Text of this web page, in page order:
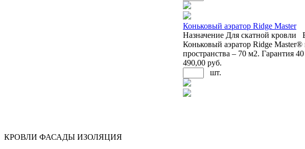
Коньковый аэратор Ridge Master
Назначение Для скатной кровли
Коньковый аэратор Ridge
пространства – 70 м2. Гарантия
490,00 руб.
шт.
КРОВЛИ ФАСАДЫ ИЗОЛЯЦИЯ